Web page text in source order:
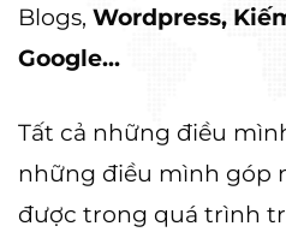
Blogs, Wordpress,
Google...
Tất cả những điều
những điều mình góp
được trong quá trình